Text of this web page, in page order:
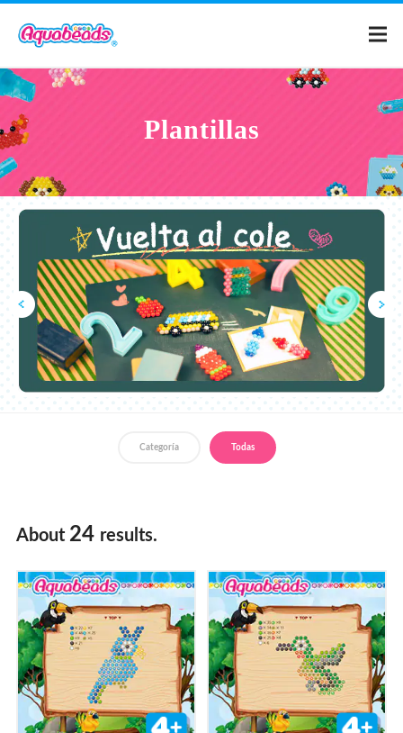
¿Qué es Aquabeads?
Video
Para los padres
Plantillas
Categoría Todas
About 24 results.